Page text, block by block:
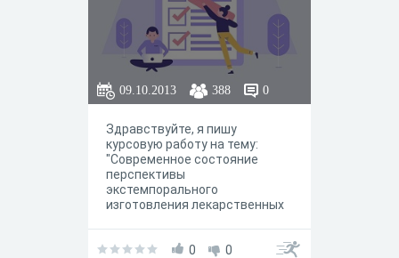
09.10.2013 388 0
Здравствуйте, я пишу
курсовую работу на тему:
"Современное состояние
перспективы
экстемпорального
изготовления лекарственных
ответьте всего на пару
0 0